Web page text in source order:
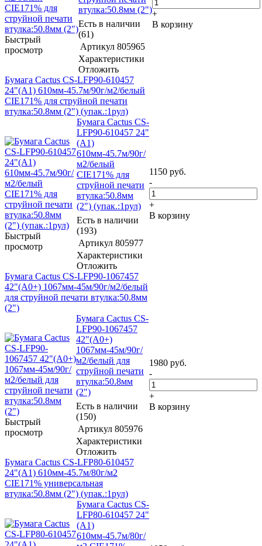
Быстрый
просмотр
втулка:50.8мм (2")
Есть в наличии
(61)
Артикул 805965
Характеристики
Отложить
+
В корзину
Бумага Cactus CS-LFP90-610457
24"(A1) 610мм-45.7м/90г/м2/белый
CIE171% для струйной печати
втулка:50.8мм (2") (упак.:1рул)
Быстрый
просмотр
Бумага Cactus CS-
LFP90-610457 24"
(A1)
610мм-45.7м/90г/
м2/белый
CIE171% для
струйной печати
втулка:50.8мм
(2") (упак.:1рул)
Есть в наличии
(193)
Артикул 805977
Характеристики
Отложить
1150 руб.
-
+
В корзину
Бумага Cactus CS-LFP90-1067457
42"(A0+) 1067мм-45м/90г/м2/белый
для струйной печати втулка:50.8мм
(2")
Быстрый
просмотр
Бумага Cactus CS-
LFP90-1067457
42"(A0+)
1067мм-45м/90г/
м2/белый для
струйной печати
втулка:50.8мм
(2")
Есть в наличии
(150)
Артикул 805976
Характеристики
Отложить
1980 руб.
-
+
В корзину
Бумага Cactus CS-LFP80-610457
24"(A1) 610мм-45.7м/80г/м2
CIE171% универсальная
втулка:50.8мм (2") (упак.:1рул)
Бумага Cactus CS-
LFP80-610457 24"
(A1)
610мм-45.7м/80г/